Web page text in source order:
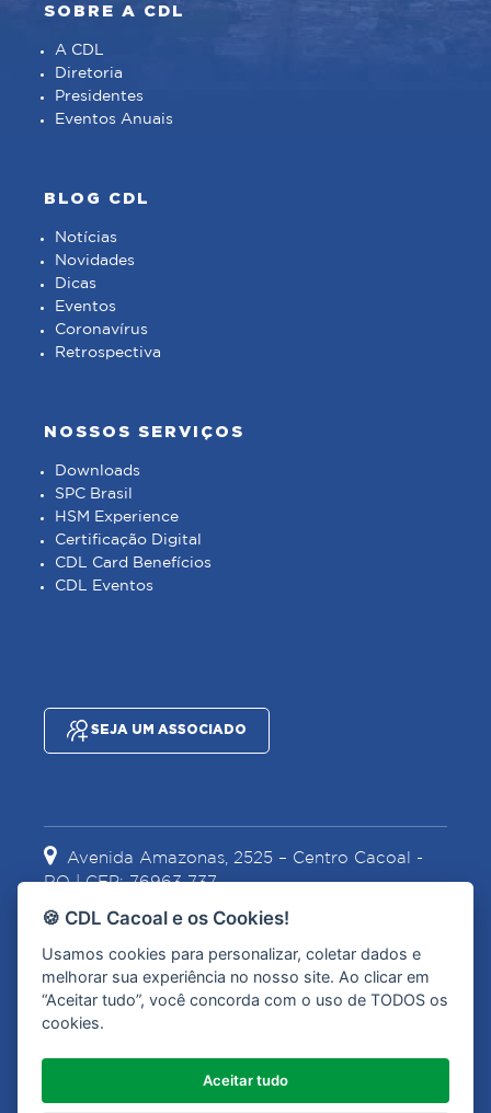
SOBRE A CDL
A CDL
Diretoria
Presidentes
Eventos Anuais
BLOG CDL
Notícias
Novidades
Dicas
Eventos
Coronavírus
Retrospectiva
NOSSOS SERVIÇOS
Downloads
SPC Brasil
HSM Experience
Certificação Digital
CDL Card Benefícios
CDL Eventos
SEJA UM ASSOCIADO
Avenida Amazonas, 2525 – Centro Cacoal -
RO | CEP: 76963-737
(69) 3441-2067 (69) 99967-1628
🍪 CDL Cacoal e os Cookies!
Usamos cookies para personalizar, coletar dados e
melhorar sua experiência no nosso site. Ao clicar em
“Aceitar tudo”, você concorda com o uso de TODOS os
cookies.
Aceitar tudo